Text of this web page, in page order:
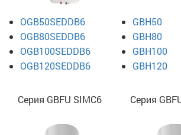
OGB50SEDDB6
OGB80SEDDB6
OGB100SEDDB6
OGB120SEDDB6
GBH50
GBH80
GBH100
GBH120
Серия GBFU SIMC6 Серия